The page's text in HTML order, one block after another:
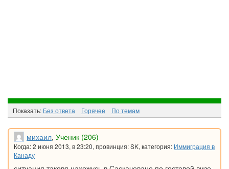
Показать: Без ответа Горячee По темам
михаил, Ученик (206)
Когда: 2 июня 2013, в 23:20, провинция: SK, категория: Иммиграция в
Канаду